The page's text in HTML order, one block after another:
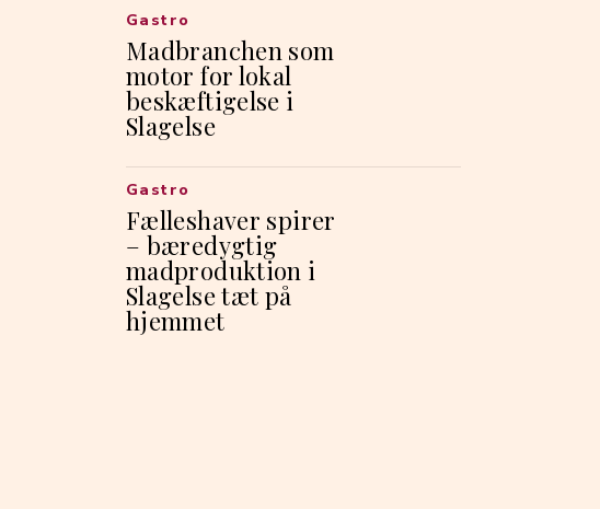
Madbranchen som
motor for lokal
beskæftigelse i
Slagelse
Gastro
Fælleshaver spirer
– bæredygtig
madproduktion i
Slagelse tæt på
hjemmet
Gastro